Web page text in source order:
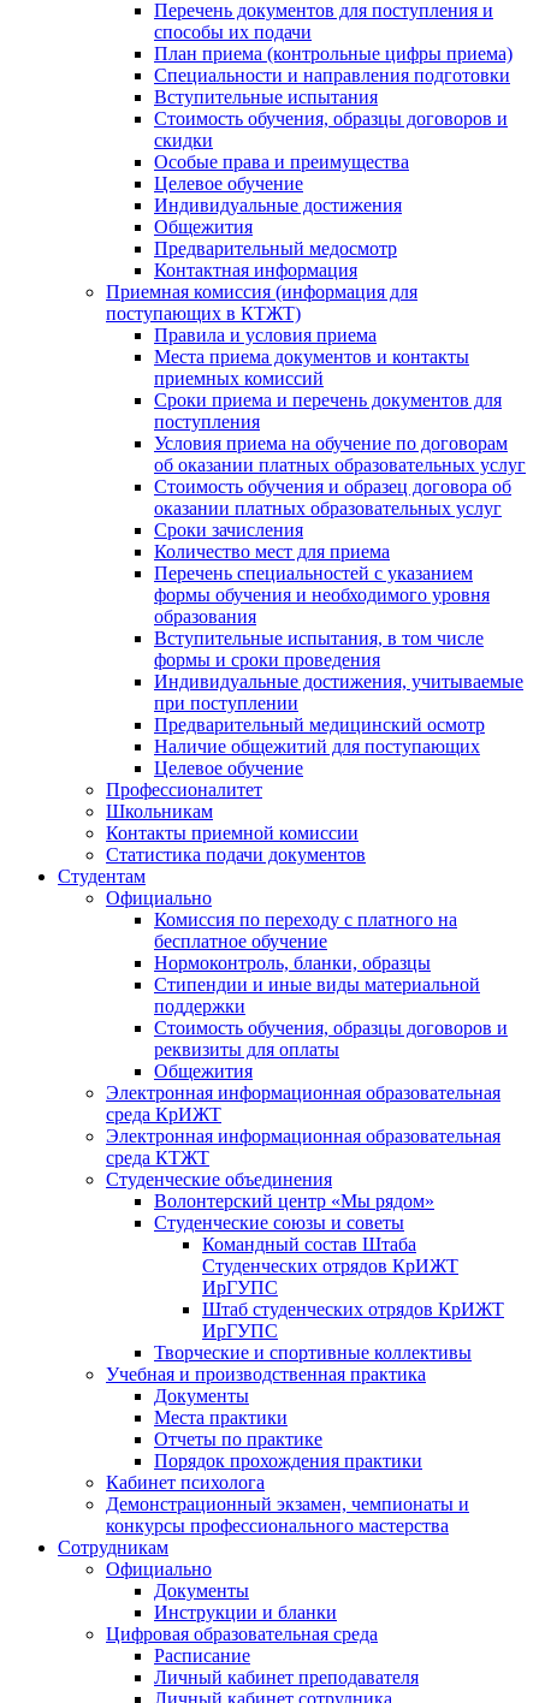
Перечень документов для поступления и
способы их подачи
План приема (контрольные цифры приема)
Специальности и направления подготовки
Вступительные испытания
Стоимость обучения, образцы договоров и
скидки
Особые права и преимущества
Целевое обучение
Индивидуальные достижения
Общежития
Предварительный медосмотр
Контактная информация
Приемная комиссия (информация для
поступающих в КТЖТ)
Правила и условия приема
Места приема документов и контакты
приемных комиссий
Сроки приема и перечень документов для
поступления
Условия приема на обучение по договорам
об оказании платных образовательных услуг
Стоимость обучения и образец договора об
оказании платных образовательных услуг
Сроки зачисления
Количество мест для приема
Перечень специальностей с указанием
формы обучения и необходимого уровня
образования
Вступительные испытания, в том числе
формы и сроки проведения
Индивидуальные достижения, учитываемые
при поступлении
Предварительный медицинский осмотр
Наличие общежитий для поступающих
Целевое обучение
Профессионалитет
Школьникам
Контакты приемной комиссии
Статистика подачи документов
Студентам
Официально
Комиссия по переходу с платного на
бесплатное обучение
Нормоконтроль, бланки, образцы
Стипендии и иные виды материальной
поддержки
Стоимость обучения, образцы договоров и
реквизиты для оплаты
Общежития
Электронная информационная образовательная
среда КрИЖТ
Электронная информационная образовательная
среда КТЖТ
Студенческие объединения
Волонтерский центр «Мы рядом»
Студенческие союзы и советы
Командный состав Штаба
Студенческих отрядов КрИЖТ
ИрГУПС
Штаб студенческих отрядов КрИЖТ
ИрГУПС
Творческие и спортивные коллективы
Учебная и производственная практика
Документы
Места практики
Отчеты по практике
Порядок прохождения практики
Кабинет психолога
Демонстрационный экзамен, чемпионаты и
конкурсы профессионального мастерства
Сотрудникам
Официально
Документы
Инструкции и бланки
Цифровая образовательная среда
Расписание
Личный кабинет преподавателя
Личный кабинет сотрудника